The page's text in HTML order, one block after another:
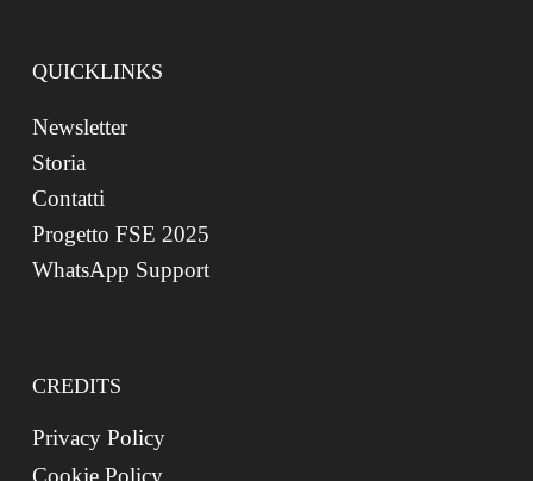
QUICKLINKS
Newsletter
Storia
Contatti
Progetto FSE 2025
WhatsApp Support
CREDITS
Privacy Policy